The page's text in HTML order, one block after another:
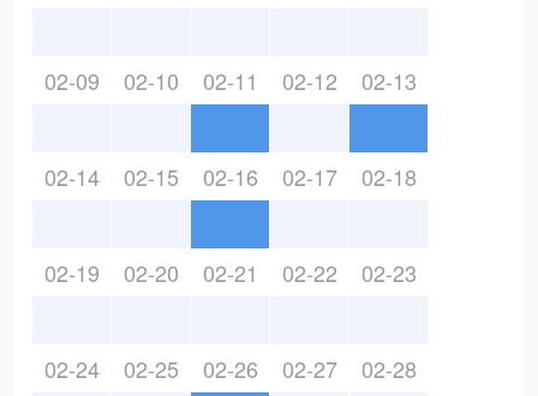
02-09 02-10 02-11 02-12 02-13
02-14 02-15 02-16 02-17 02-18
02-19 02-20 02-21 02-22 02-23
02-24 02-25 02-26 02-27 02-28